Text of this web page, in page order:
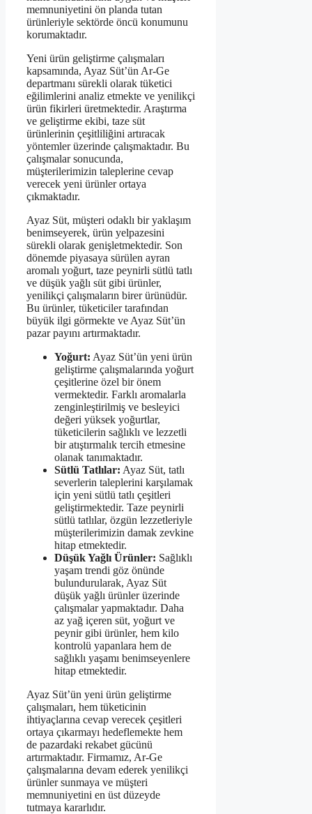
memnuniyetini ön planda tutan
ürünleriyle sektörde öncü konumunu
korumaktadır.
Yeni ürün geliştirme çalışmaları
kapsamında, Ayaz Süt’ün Ar-Ge
departmanı sürekli olarak tüketici
eğilimlerini analiz etmekte ve yenilikçi
ürün fikirleri üretmektedir. Araştırma
ve geliştirme ekibi, taze süt
ürünlerinin çeşitliliğini artıracak
yöntemler üzerinde çalışmaktadır. Bu
çalışmalar sonucunda,
müşterilerimizin taleplerine cevap
verecek yeni ürünler ortaya
çıkmaktadır.
Ayaz Süt, müşteri odaklı bir yaklaşım
benimseyerek, ürün yelpazesini
sürekli olarak genişletmektedir. Son
dönemde piyasaya sürülen ayran
aromalı yoğurt, taze peynirli sütlü tatlı
ve düşük yağlı süt gibi ürünler,
yenilikçi çalışmaların birer ürünüdür.
Bu ürünler, tüketiciler tarafından
büyük ilgi görmekte ve Ayaz Süt’ün
pazar payını artırmaktadır.
Yoğurt: Ayaz Süt’ün yeni ürün
geliştirme çalışmalarında yoğurt
çeşitlerine özel bir önem
vermektedir. Farklı aromalarla
zenginleştirilmiş ve besleyici
değeri yüksek yoğurtlar,
tüketicilerin sağlıklı ve lezzetli
bir atıştırmalık tercih etmesine
olanak tanımaktadır.
Sütlü Tatlılar: Ayaz Süt, tatlı
severlerin taleplerini karşılamak
için yeni sütlü tatlı çeşitleri
geliştirmektedir. Taze peynirli
sütlü tatlılar, özgün lezzetleriyle
müşterilerimizin damak zevkine
hitap etmektedir.
Düşük Yağlı Ürünler: Sağlıklı
yaşam trendi göz önünde
bulundurularak, Ayaz Süt
düşük yağlı ürünler üzerinde
çalışmalar yapmaktadır. Daha
az yağ içeren süt, yoğurt ve
peynir gibi ürünler, hem kilo
kontrolü yapanlara hem de
sağlıklı yaşamı benimseyenlere
hitap etmektedir.
Ayaz Süt’ün yeni ürün geliştirme
çalışmaları, hem tüketicinin
ihtiyaçlarına cevap verecek çeşitleri
ortaya çıkarmayı hedeflemekte hem
de pazardaki rekabet gücünü
artırmaktadır. Firmamız, Ar-Ge
çalışmalarına devam ederek yenilikçi
ürünler sunmaya ve müşteri
memnuniyetini en üst düzeyde
tutmaya kararlıdır.